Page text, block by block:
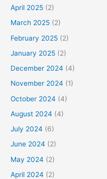
April 2025 (2)
March 2025 (2)
February 2025 (2)
January 2025 (2)
December 2024 (4)
November 2024 (1)
October 2024 (4)
August 2024 (4)
July 2024 (6)
June 2024 (2)
May 2024 (2)
April 2024 (2)